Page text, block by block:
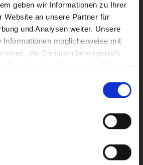
geben wir Informationen zu Ihrer
Website an unsere Partner für
und Analysen weiter. Unsere
Informationen möglicherweise mit
die Sie ihnen bereitgestellt